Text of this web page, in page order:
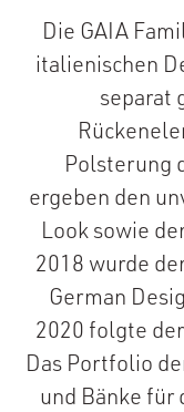
Die GAIA
italienischen
separat
Polsterung
ergeben den
Look sowie
2018 wurde
German
2020 folgte
Das Portfolio
und Bänke für